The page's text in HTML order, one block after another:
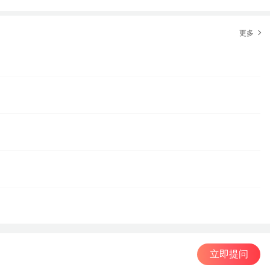
更多
立即提问